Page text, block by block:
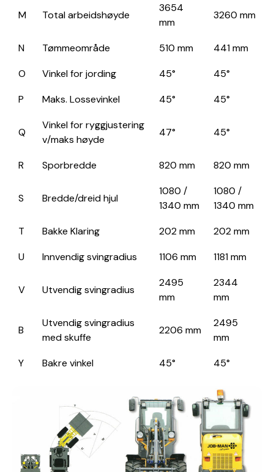
M Total arbeidshøyde
3654
mm
3260 mm
N Tømmeområde 510 mm
441 mm
O
Vinkel for jording 45°
45°
P
Maks. Lossevinkel 45° 45°
Q
Vinkel for ryggjustering
v/maks høyde
47° 45°
R Sporbredde 820 mm 820 mm
S Bredde/dreid hjul
1080 /
1340 mm
1080 /
1340 mm
T
Bakke Klaring 202 mm
202 mm
U
Innvendig svingradius 1106 mm 1181 mm
V Utvendig svingradius
2495
mm
2344
mm
B
Utvendig svingradius
med skuffe
2206 mm
2495
mm
Y
Bakre vinkel 45° 45°